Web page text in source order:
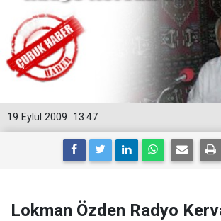
13:47
19 Eylül 2009
Lokman Özden Radyo